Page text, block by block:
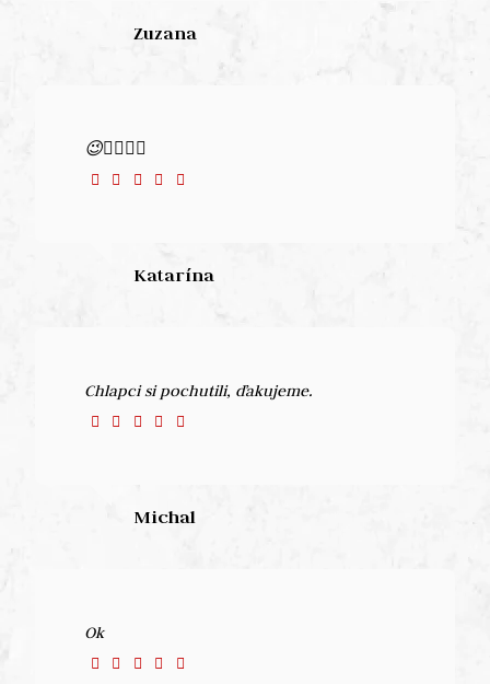
Zuzana
😉👍🏼👌🏼
Katarína
Chlapci si pochutili, ďakujeme.
Michal
Ok